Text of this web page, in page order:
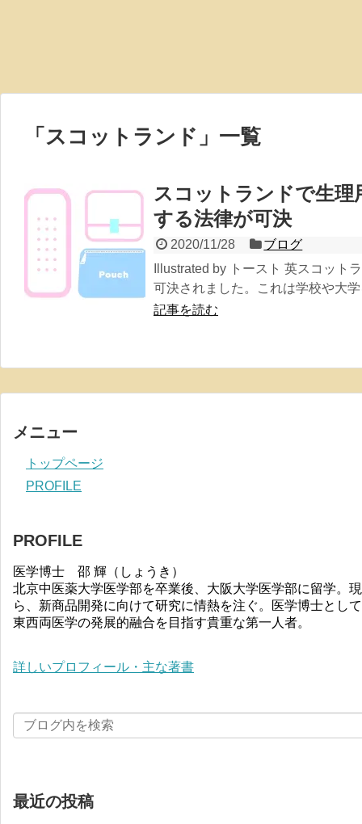
「 スコットランド 」 一覧
スコットランドで生理
する法律が可決
2020/11/28
ブログ
Illustrated by トースト 英スコット
可決されました。これは学校や大
記事を読む
メニュー
トップページ
PROFILE
PROFILE
医学博士 邵 輝（しょうき）
北京中医薬大学医学部を卒業後、大阪大学医学部に留学。
ら、新商品開発に向けて研究に情熱を注ぐ。医学博士とし
東西両医学の発展的融合を目指す貴重な第一人者。
詳しいプロフィール・主な著書
最近の投稿